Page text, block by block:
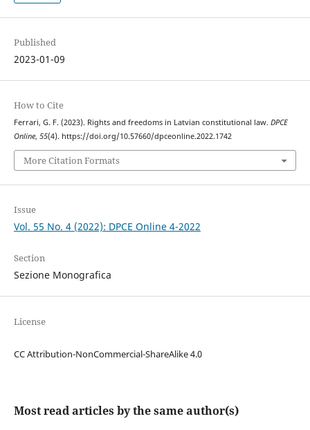
Published
2023-01-09
How to Cite
Ferrari, G. F. (2023). Rights and freedoms in Latvian constitutional law. DPCE
Online, 55(4). https://doi.org/10.57660/dpceonline.2022.1742
More Citation Formats
Issue
Vol. 55 No. 4 (2022): DPCE Online 4-2022
Section
Sezione Monografica
License
CC Attribution-NonCommercial-ShareAlike 4.0
Most read articles by the same author(s)